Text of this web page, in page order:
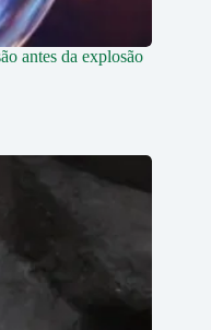
antes da explosão